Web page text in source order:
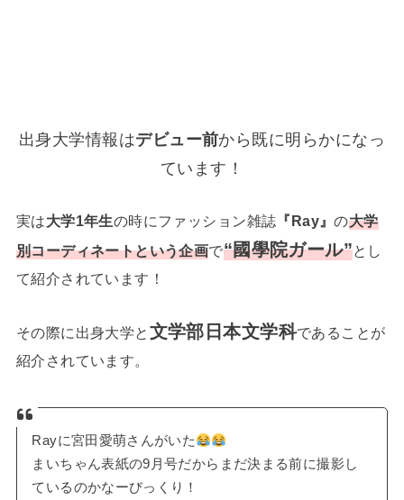
出身大学情報はデビュー前から既に明らかになっ
ています！
実は大学1年生の時にファッション雑誌 『Ray』の大学
別コーディネートという企画で“國學院ガール”とし
て紹介されています！
その際に出身大学と 文学部日本文学科であることが
紹介されています。
Rayに宮田愛萌さんがいた
まいちゃん表紙の9月号だからまだ決まる前に撮影し
ているのかなーびっくり！